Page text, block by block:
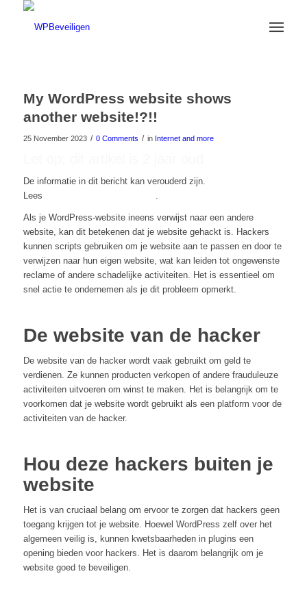
My WordPress website shows
another website!?!!
25 November 2023 / 0 Comments / in Internet and more
De informatie in dit bericht kan verouderd zijn.
Lees
.
Als je WordPress-website ineens verwijst naar een andere
website, kan dit betekenen dat je website gehackt is. Hackers
kunnen scripts gebruiken om je website aan te passen en door te
verwijzen naar hun eigen website, wat kan leiden tot ongewenste
reclame of andere schadelijke activiteiten. Het is essentieel om
snel actie te ondernemen als je dit probleem opmerkt.
De website van de hacker
De website van de hacker wordt vaak gebruikt om geld te
verdienen. Ze kunnen producten verkopen of andere frauduleuze
activiteiten uitvoeren om winst te maken. Het is belangrijk om te
voorkomen dat je website wordt gebruikt als een platform voor de
activiteiten van de hacker.
Hou deze hackers buiten je
website
Het is van cruciaal belang om ervoor te zorgen dat hackers geen
toegang krijgen tot je website. Hoewel WordPress zelf over het
algemeen veilig is, kunnen kwetsbaarheden in plugins een
opening bieden voor hackers. Het is daarom belangrijk om je
website goed te beveiligen.